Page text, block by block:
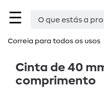
☰
Correia para todos os usos
Cinta de 40
comprimento